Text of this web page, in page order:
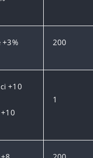
+3% 200
+10
1